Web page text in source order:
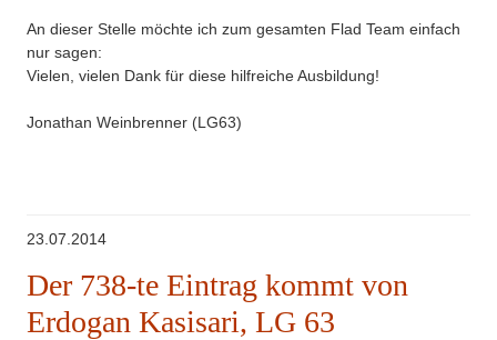
An dieser Stelle möchte ich zum gesamten Flad Team einfach
nur sagen:
Vielen, vielen Dank für diese hilfreiche Ausbildung!
Jonathan Weinbrenner (LG63)
23.07.2014
Der 738-te Eintrag kommt von
Erdogan Kasisari, LG 63